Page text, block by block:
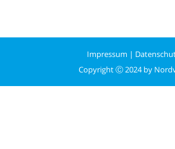
Impressum |
Copyright Ⓒ 2024 by